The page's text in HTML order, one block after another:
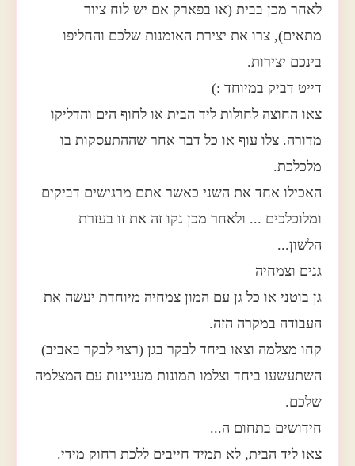
לאחר מכן בבית (או בפארק אם יש לוח ציור
מתאים), צרו את יצירת האומנות שלכם והחליפו
בינכם יצירות.
דייט דביק במיוחד :)
צאו החוצה לחולות ליד הבית או לחוף הים והדליקו
מדורה. צלו עוף או כל דבר אחר שההתעסקות בו
מלכלכת.
האכילו אחד את השני כאשר אתם מרגישים דביקים
ומלוכלכים ... ולאחר מכן נקו זה את זו בעזרת
הלשון...
גנים וצמחיה
גן בוטני או כל גן עם המון צמחיה מיוחדת יעשה את
העבודה במקרה הזה.
קחו מצלמה וצאו ביחד לבקר בגן (רצוי לבקר באביב)
השתעשעו ביחד וצלמו תמונות מעניינות עם המצלמה
שלכם.
חידושים בתחום ה...
צאו ליד הבית, לא תמיד חייבים ללכת רחוק מידי.